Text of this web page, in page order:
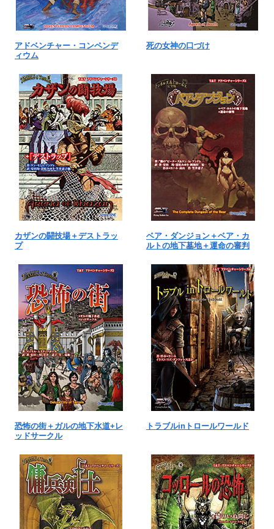
アドベンチャー・コンペンデ
ィウム
死の女神の口づけ
カザンの闘技場＋デストラッ
プ
ベア・ダンジョン＋ベア・カ
ルトの地下墓地＋運命の審判
恐怖の街＋ガルの地下水道+レ
ッドサークル
トラブルinトロールワールド